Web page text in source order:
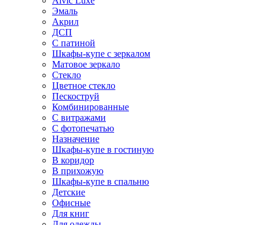
Эмаль
Акрил
ДСП
С патиной
Шкафы-купе с зеркалом
Матовое зеркало
Стекло
Цветное стекло
Пескоструй
Комбинированные
С витражами
С фотопечатью
Назначение
Шкафы-купе в гостиную
В коридор
В прихожую
Шкафы-купе в спальню
Детские
Офисные
Для книг